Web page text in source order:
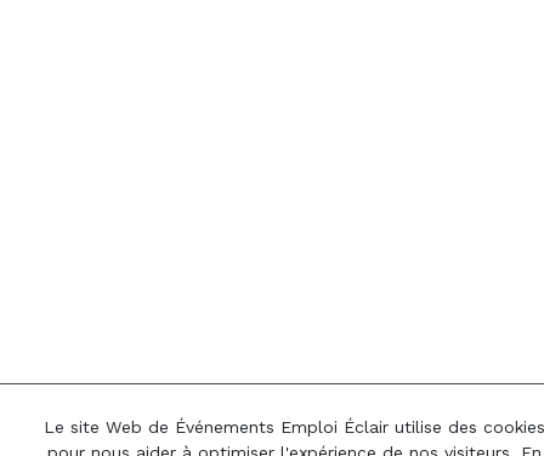
Le site Web de Événements Emploi Éclair utilise des cookies